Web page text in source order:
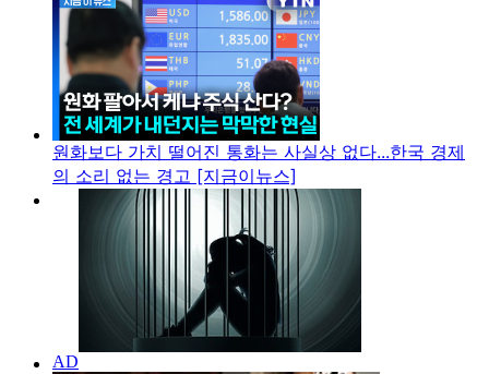
원화보다 가치 떨어진 통화는 사실상 없다...한국 경제
의 소리 없는 경고 [지금이뉴스]